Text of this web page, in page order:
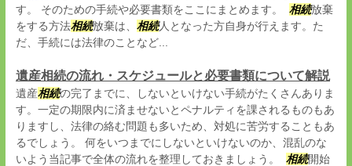
す。 そのための手続や必要書類をここにまとめます。 相続放棄
をする方法相続放棄は、 相続人となった方自身が行えます。た
だ、手続には法律のことなど...
遺産相続の流れ・スケジュールと必要書類について解説
遺産相続の完了までに、しないといけない手続がたくさんありま
す。一定の期限内に済ませないとペナルティを課されるものもあ
りますし、法律の絡む問題も多いため、対処に苦労することもあ
るでしょう。 何をいつまでにしないといけないのか、混乱のな
いよう当記事で全体の流れを整理しておきましょう。 相続開始